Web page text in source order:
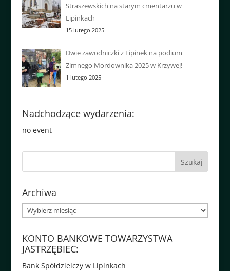
Straszewskich na starym cmentarzu w
Lipinkach
15 lutego 2025
Dwie zawodniczki z Lipinek na podium
Zimnego Mordownika 2025 w Krzywej!
1 lutego 2025
Nadchodzące wydarzenia:
no event
Archiwa
Archiwa
KONTO BANKOWE TOWARZYSTWA
JASTRZĘBIEC:
Bank Spółdzielczy w Lipinkach